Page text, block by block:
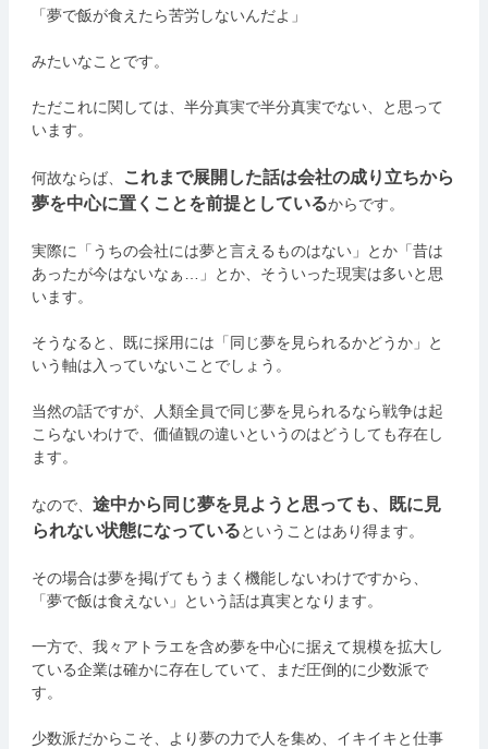
「夢で飯が食えたら苦労しないんだよ」
みたいなことです。
ただこれに関しては、半分真実で半分真実でない、と思って
います。
何故ならば、
これまで展開した話は会社の成り立ちから
夢を中心に置くことを前提としているからです。
実際に「うちの会社には夢と言えるものはない」とか「昔は
あったが今はないなぁ…」とか、そういった現実は多いと思
います。
そうなると、既に採用には「同じ夢を見られるかどうか」と
いう軸は入っていないことでしょう。
当然の話ですが、人類全員で同じ夢を見られるなら戦争は起
こらないわけで、価値観の違いというのはどうしても存在し
ます。
なので、 途中から同じ夢を見ようと思っても、既に見
られない状態になっているということはあり得ます。
その場合は夢を掲げてもうまく機能しないわけですから、
「夢で飯は食えない」という話は真実となります。
一方で、我々アトラエを含め夢を中心に据えて規模を拡大し
ている企業は確かに存在していて、まだ圧倒的に少数派で
す。
少数派だからこそ、より夢の力で人を集め、イキイキと仕事